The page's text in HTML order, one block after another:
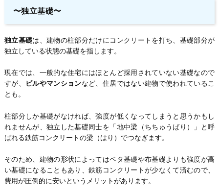
〜独立基礎〜
独立基礎は、建物の柱部分だけにコンクリートを打ち、基礎部分が
独立している状態の基礎を指します。
現在では、一般的な住宅にはほとんど採用されていない基礎なので
すが、
ビルやマンションなど、住居ではない建物で使われているこ
とも。
柱部分しか基礎がなければ、強度が低くなってしまうと思うかもし
れませんが、独立した基礎同士を「地中梁（ちちゅうばり）」と呼
ばれる鉄筋コンクリートの梁（はり）でつなぎます。
そのため、建物の形状によってはベタ基礎や布基礎よりも強度が高
い基礎になることもあり、鉄筋コンクリートが少なくて済むので、
費用が圧倒的に安いというメリットがあります。